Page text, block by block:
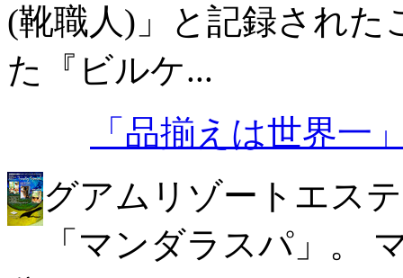
(靴職人)」と記録され
た『ビルケ...
「品揃えは世界一
グアムリゾートエス
「マンダラスパ」。